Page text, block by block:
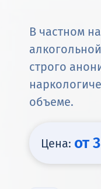
В частном
строго
объеме.
Цена: от